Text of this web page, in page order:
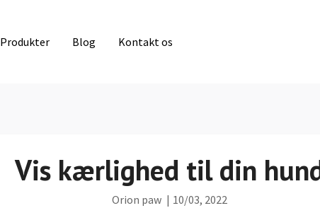
Produkter Blog Kontakt os
Vis kærlighed til din
Orion paw | 10/03, 2022